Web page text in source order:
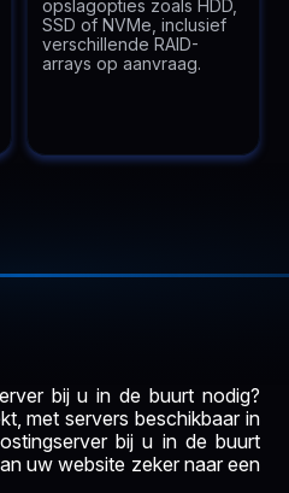
opslagopties zoals HDD,
SSD of NVMe, inclusief
verschillende RAID-
arrays op aanvraag.
bij u in de buurt nodig?
met servers beschikbaar in
bij u in de buurt
uw website zeker naar een